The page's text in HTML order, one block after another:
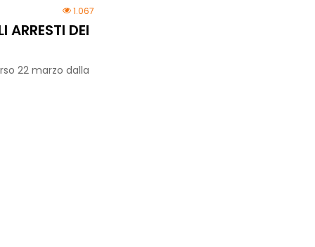
1.067
ARRESTI DEI
22 marzo dalla